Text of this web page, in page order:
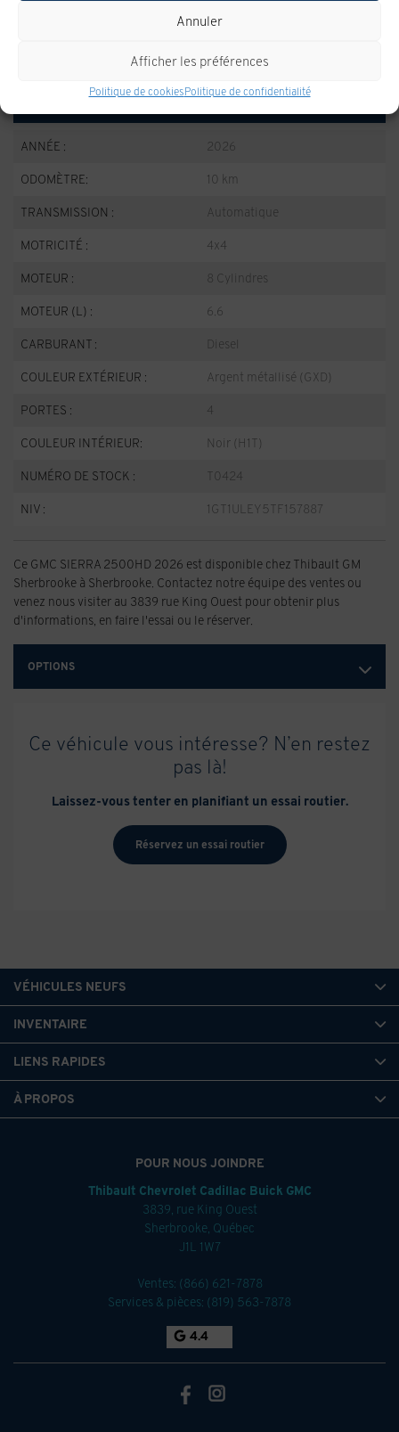
Annuler
Afficher les préférences
Politique de cookiesPolitique de confidentialité
SPÉCIFICATIONS
ANNÉE : 2026
ODOMÈTRE: 10 km
TRANSMISSION : Automatique
MOTRICITÉ : 4x4
MOTEUR : 8 Cylindres
MOTEUR (L) : 6.6
CARBURANT : Diesel
COULEUR EXTÉRIEUR : Argent métallisé (GXD)
PORTES : 4
COULEUR INTÉRIEUR: Noir (H1T)
NUMÉRO DE STOCK : T0424
NIV : 1GT1ULEY5TF157887
Ce GMC SIERRA 2500HD 2026 est disponible chez Thibault GM
Sherbrooke à Sherbrooke. Contactez notre équipe des ventes ou
venez nous visiter au 3839 rue King Ouest pour obtenir plus
d'informations, en faire l'essai ou le réserver.
OPTIONS
Ce véhicule vous intéresse? N’en restez
pas là!
Laissez-vous tenter en planifiant un essai routier.
Réservez un essai routier
POUR NOUS JOINDRE
Thibault Chevrolet Cadillac Buick GMC
3839, rue King Ouest
Sherbrooke, Québec
J1L 1W7
Ventes: (866) 621-7878
Services & pièces: (819) 563-7878
4.4
VÉHICULES NEUFS
INVENTAIRE
LIENS RAPIDES
À PROPOS